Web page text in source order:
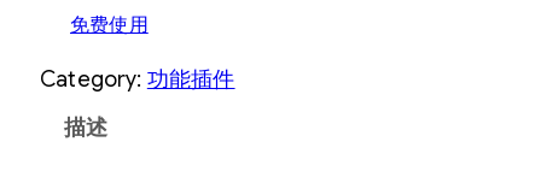
免费使用
Category: 功能插件
描述